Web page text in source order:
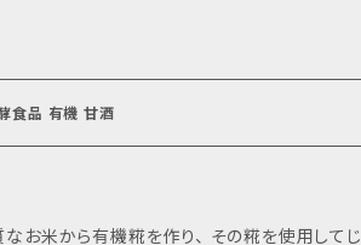
オーガニック 発酵食品 有機 甘酒
お米から有機糀を作り、 その糀を使用してじ